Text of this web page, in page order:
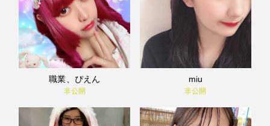
職業、ぴえん
非公開
miu
非公開